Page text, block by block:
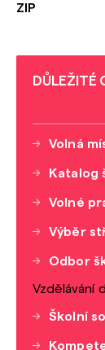
ZIP
DŮLEŽITÉ
Volná
Katalog
Volné
Výběr
Odbor
Vzdělávání
Školní